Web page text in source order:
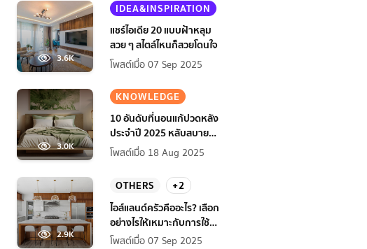
3.6K
IDEA&INSPIRATION
แชร์ไอเดีย 20 แบบฝ้าหลุม
สวย ๆ สไตล์ไหนก็สวยโดนใจ
โพสต์เมื่อ 07 Sep 2025
3.0K
KNOWLEDGE
10 อันดับที่นอนแก้ปวดหลัง
ประจำปี 2025 หลับสบาย
สุขภาพดียิ่งกว่าเดิม
โพสต์เมื่อ 18 Aug 2025
2.9K
OTHERS
+2
ไอส์แลนด์ครัวคืออะไร? เลือก
อย่างไรให้เหมาะกับการใช้
งานที่บ้าน
โพสต์เมื่อ 07 Sep 2025